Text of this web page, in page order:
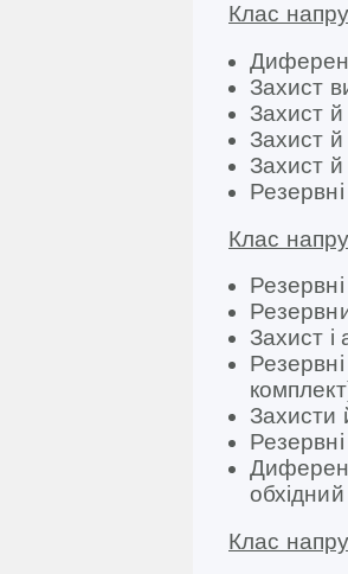
Клас
Захист
Захист
Захист
Захист
Клас
Захист
Захисти
Клас